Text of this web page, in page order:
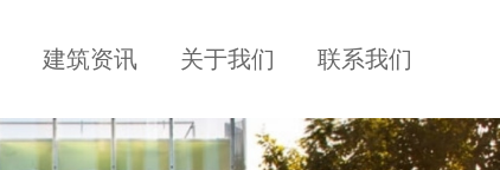
建筑资讯 关于我们 联系我们